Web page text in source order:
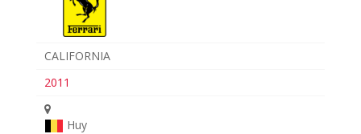
CALIFORNIA
2011
Huy